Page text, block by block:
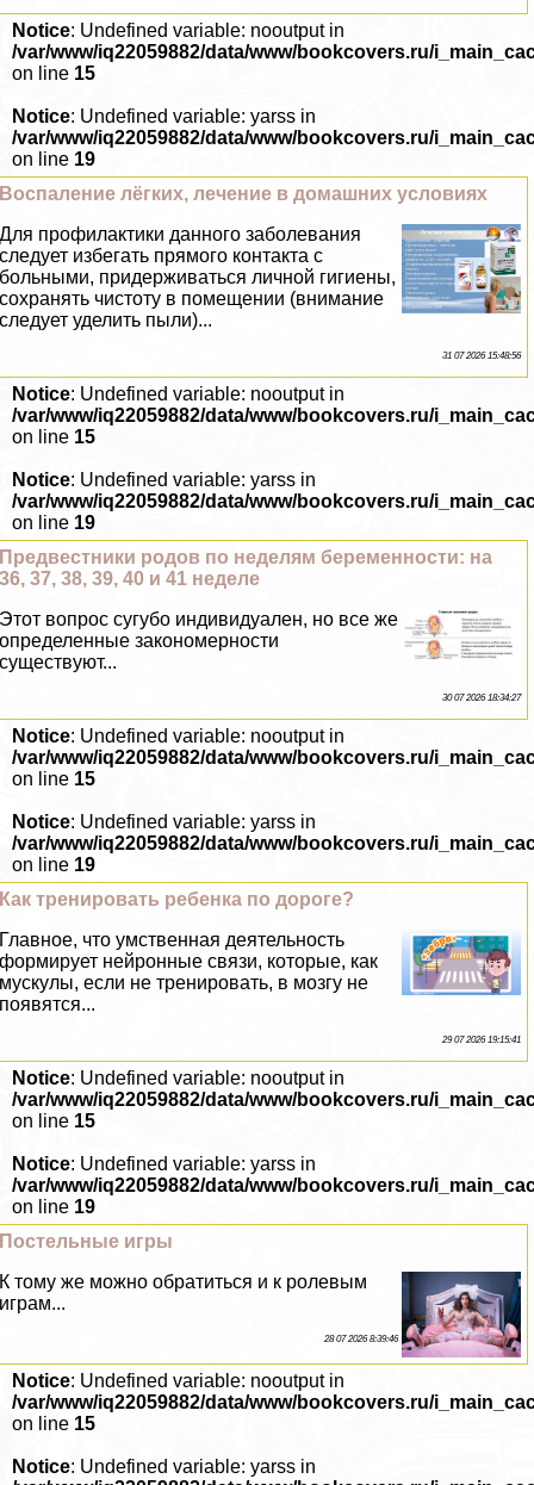
Notice: Undefined variable: nooutput in
/var/www/iq22059882/data/www/bookcovers.ru/
on line 15
Notice: Undefined variable: yarss in
/var/www/iq22059882/data/www/bookcovers.ru/
on line 19
Воспаление лёгких, лечение в домашних условиях
Для профилактики данного заболевания
следует избегать прямого контакта с
больными, придерживаться личной гигиены,
сохранять чистоту в помещении (внимание
следует уделить пыли)...
31 07 2026 15:48:56
Notice: Undefined variable: nooutput in
/var/www/iq22059882/data/www/bookcovers.ru/
on line 15
Notice: Undefined variable: yarss in
/var/www/iq22059882/data/www/bookcovers.ru/
on line 19
Предвестники родов по неделям беременности: на
36, 37, 38, 39, 40 и 41 неделе
Этот вопрос сугубо индивидуален, но все же
определенные закономерности
существуют...
30 07 2026 18:34:27
Notice: Undefined variable: nooutput in
/var/www/iq22059882/data/www/bookcovers.ru/
on line 15
Notice: Undefined variable: yarss in
/var/www/iq22059882/data/www/bookcovers.ru/
on line 19
Как тренировать ребенка по дороге?
Главное, что умственная деятельность
формирует нейронные связи, которые, как
мускулы, если не тренировать, в мозгу не
появятся...
29 07 2026 19:15:41
Notice: Undefined variable: nooutput in
/var/www/iq22059882/data/www/bookcovers.ru/
on line 15
Notice: Undefined variable: yarss in
/var/www/iq22059882/data/www/bookcovers.ru/
on line 19
Пocтeльные игры
К тому же можно обратиться и к ролевым
играм...
28 07 2026 8:39:46
Notice: Undefined variable: nooutput in
/var/www/iq22059882/data/www/bookcovers.ru/
on line 15
Notice: Undefined variable: yarss in